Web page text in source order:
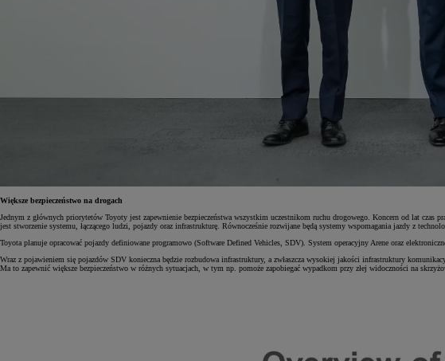
Większe bezpieczeństwo na drogach
Jednym z głównych priorytetów Toyoty jest zapewnienie bezpieczeństwa wszystkim uczestnikom ruchu drogowego. Koncern od lat czas
jest stworzenie systemu, łączącego ludzi, pojazdy oraz infrastrukturę. Równocześnie rozwijane będą systemy wspomagania jazdy z
Toyota planuje opracować pojazdy definiowane programowo (Software Defined Vehicles, SDV). System operacyjny Arene oraz
Wraz z pojawieniem się pojazdów SDV konieczna będzie rozbudowa infrastruktury, a zwłaszcza wysokiej jakości infrastruktury
Ma to zapewnić większe bezpieczeństwo w różnych sytuacjach, w tym np. pomoże zapobiegać wypadkom przy złej widoczności na